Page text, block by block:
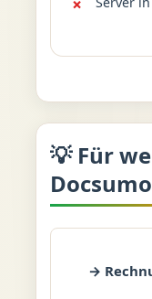
💡 Für
→